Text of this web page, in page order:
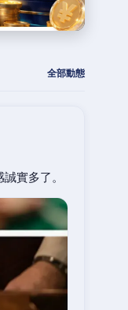
全部動態
實多了。